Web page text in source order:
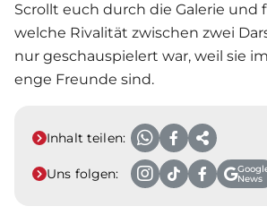
Scrollt euch durch die Galerie und
welche Rivalität zwischen zwei
nur geschauspielert war, weil sie
enge Freunde sind.
Inhalt teilen:
Uns folgen:
News